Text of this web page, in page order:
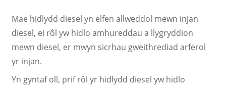
Mae hidlydd diesel yn elfen allweddol mewn injan
diesel, ei rôl yw hidlo amhureddau a llygryddion
mewn diesel, er mwyn sicrhau gweithrediad arferol
yr injan.
Yn gyntaf oll, prif rôl yr hidlydd diesel yw hidlo